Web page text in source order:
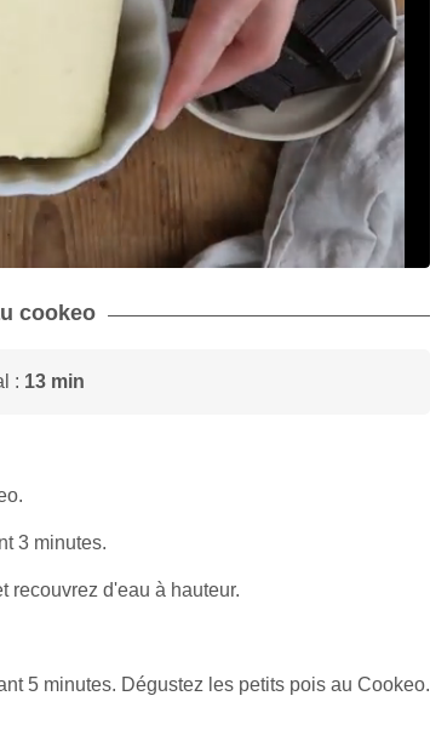
cookeo
: 13 min
3 minutes.
recouvrez d'eau à hauteur.
5 minutes. Dégustez les petits pois au Cookeo.